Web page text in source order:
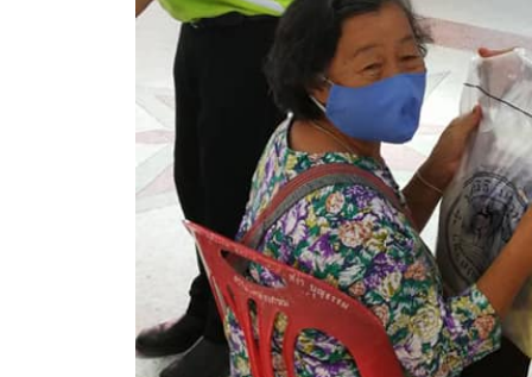
มาตรฐานกำหนดตำแหน่ง
VDO Present
ประกาศแผนการจัดซื้อจัดจ้าง
ประกาศแผนการจัดหาพัสดุ
รายงานผลการจัดซื้อจัดจ้างประจำปีงบประมาณ
สรุปผลการดำเนินงานจัดซื้อจัดจ้างในรอบเดือน (สข